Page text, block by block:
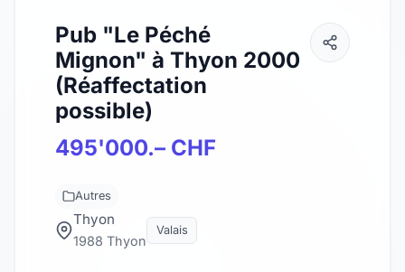
Pub "Le Péché
Mignon" à Thyon 2000
(Réaffectation
possible)
495'000.– CHF
Autres
Thyon
1988 Thyon
Valais